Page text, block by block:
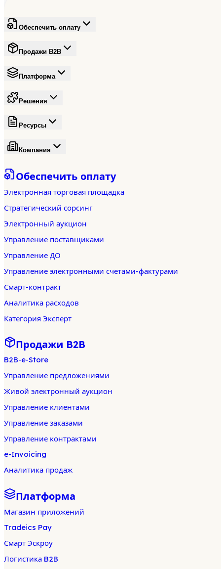
Обеспечить оплату
Продажи B2B
Платформа
Решения
Ресурсы
Компания
Обеспечить оплату
Электронная торговая площадка
Стратегический сорсинг
Электронный аукцион
Управление поставщиками
Управление ДО
Управление электронными счетами-фактурами
Смарт-контракт
Аналитика расходов
Категория Эксперт
Продажи B2B
B2B-e-Store
Управление предложениями
Живой электронный аукцион
Управление клиентами
Управление заказами
Управление контрактами
e-Invoicing
Аналитика продаж
Платформа
Магазин приложений
Tradeics Pay
Смарт Эскроу
Логистика B2B